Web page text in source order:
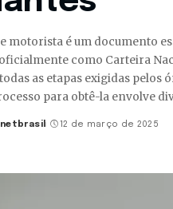
motorista é um documento
como Carteira
as etapas exigidas
para obtê-la envolve
12 de março de 2025